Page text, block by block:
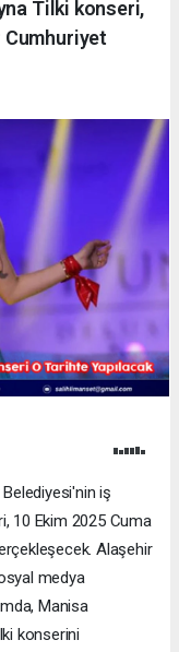
Tilki konseri,
Cumhuriyet
iş
10 Ekim 2025 Cuma
Alaşehir
medya
Manisa
konserini